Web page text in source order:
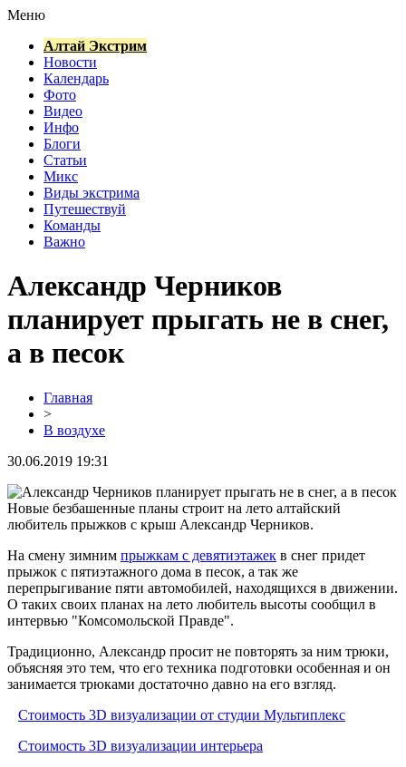
Меню
Алтай Экстрим
Новости
Календарь
Фото
Видео
Инфо
Блоги
Статьи
Микс
Виды экстрима
Путешествуй
Команды
Важно
Александр Черников
планирует прыгать не в снег,
а в песок
Главная
>
В воздухе
30.06.2019 19:31
Новые безбашенные планы строит на лето алтайский
любитель прыжков с крыш Александр Черников.
На смену зимним прыжкам с девятиэтажек в снег придет
прыжок с пятиэтажного дома в песок, а так же
перепрыгивание пяти автомобилей, находящихся в движении.
О таких своих планах на лето любитель высоты сообщил в
интервью "Комсомольской Правде".
Традиционно, Александр просит не повторять за ним трюки,
объясняя это тем, что его техника подготовки особенная и он
занимается трюками достаточно давно на его взгляд.
Стоимость 3D визуализации от студии Мультиплекс
Стоимость 3D визуализации интерьера